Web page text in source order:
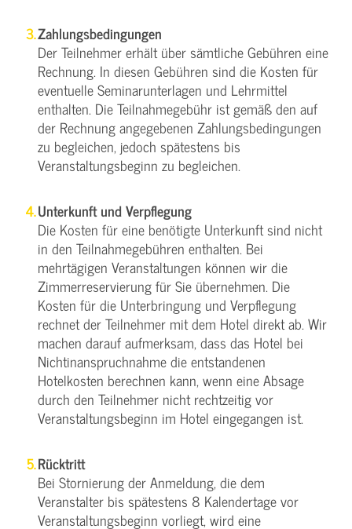
Zahlungsbedingungen
Der Teilnehmer erhält über sämtliche Gebühren eine
Rechnung. In diesen Gebühren sind die Kosten für
eventuelle Seminarunterlagen und Lehrmittel
enthalten. Die Teilnahmegebühr ist gemäß den auf
der Rechnung angegebenen Zahlungsbedingungen
zu begleichen, jedoch spätestens bis
Veranstaltungsbeginn zu begleichen.
Unterkunft und Verpflegung
Die Kosten für eine benötigte Unterkunft sind nicht
in den Teilnahmegebühren enthalten. Bei
mehrtägigen Veranstaltungen können wir die
Zimmerreservierung für Sie übernehmen. Die
Kosten für die Unterbringung und Verpflegung
rechnet der Teilnehmer mit dem Hotel direkt ab. Wir
machen darauf aufmerksam, dass das Hotel bei
Nichtinanspruchnahme die entstandenen
Hotelkosten berechnen kann, wenn eine Absage
durch den Teilnehmer nicht rechtzeitig vor
Veranstaltungsbeginn im Hotel eingegangen ist.
Rücktritt
Bei Stornierung der Anmeldung, die dem
Veranstalter bis spätestens 8 Kalendertage vor
Veranstaltungsbeginn vorliegt, wird eine